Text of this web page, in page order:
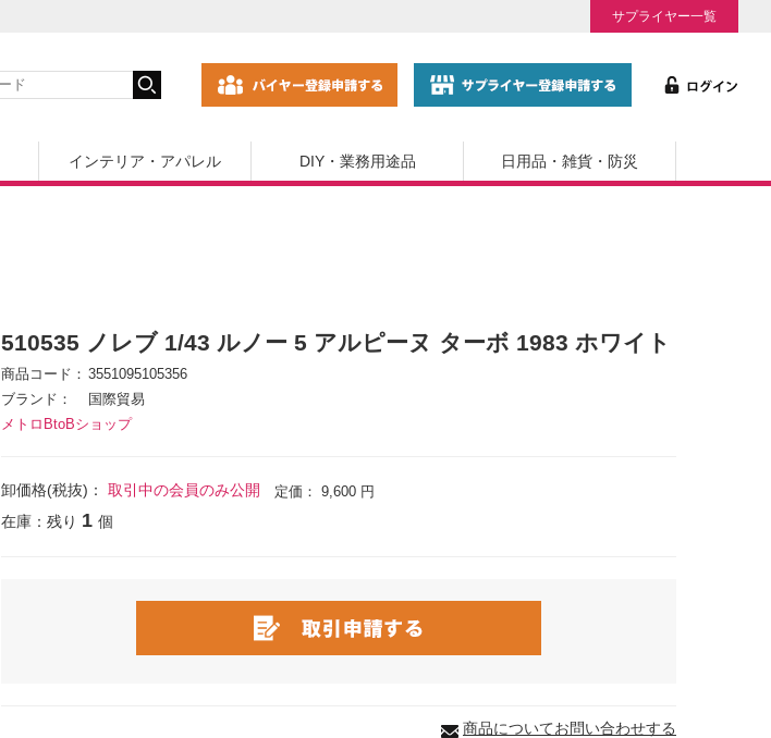
サプライヤー一覧
インテリア・アパレル DIY・業務用途品 日用品・雑貨・防災
510535 ノレブ 1/43 ルノー 5 アルピーヌ ターボ 1983 ホワイト
商品コード
3551095105356
ブランド
国際貿易
メトロBtoBショップ
卸価格(税抜)： 取引中の会員のみ公開 定価： 9,600 円
在庫：残り 1 個
商品についてお問い合わせする